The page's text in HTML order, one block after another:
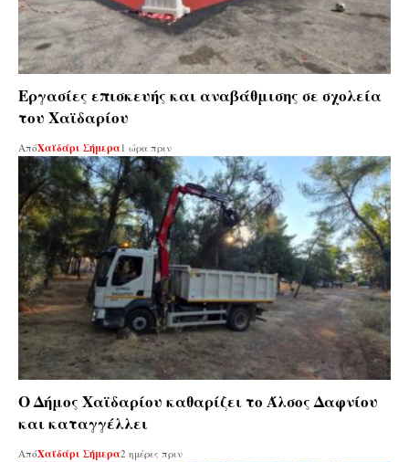
Εργασίες επισκευής και αναβάθμισης σε σχολεία
του Χαϊδαρίου
ΑπόΧαϊδάρι Σήμερα 1 ώρα πριν
Ο Δήμος Χαϊδαρίου καθαρίζει το Άλσος Δαφνίου
και καταγγέλλει
ΑπόΧαϊδάρι Σήμερα2 ημέρες πριν